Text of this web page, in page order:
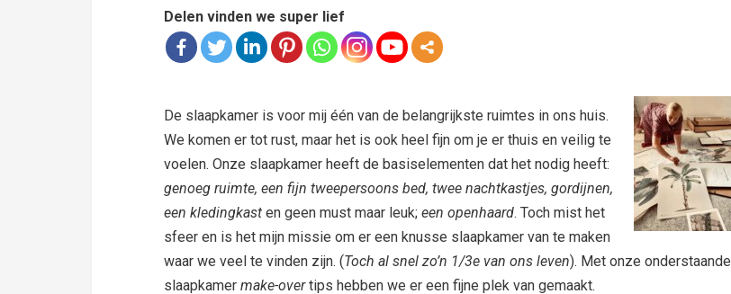
Delen vinden we super lief
De slaapkamer is voor mij één van de belangrijkste ruimtes in ons huis.
We komen er tot rust, maar het is ook heel fijn om je er thuis en veilig te
voelen. Onze slaapkamer heeft de basiselementen dat het nodig heeft:
genoeg ruimte, een fijn tweepersoons bed, twee nachtkastjes, gordijnen,
een kledingkast en geen must maar leuk; een openhaard. Toch mist het
sfeer en is het mijn missie om er een knusse slaapkamer van te maken
waar we veel te vinden zijn. (Toch al snel zo’n 1/3e van ons leven). Met onze onderstaande
slaapkamer make-overtips hebben we er een fijne plek van gemaakt.